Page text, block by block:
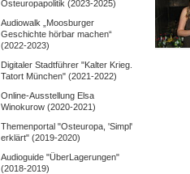
Osteuropapolitik (2023-2025)
Audiowalk „Moosburger
Geschichte hörbar machen“
(2022-2023)
Digitaler Stadtführer "Kalter Krieg.
Tatort München" (2021-2022)
Online-Ausstellung Elsa
Winokurow (2020-2021)
Themenportal "Osteuropa, 'Simpl'
erklärt" (2019-2020)
Audioguide "ÜberLagerungen"
(2018-2019)